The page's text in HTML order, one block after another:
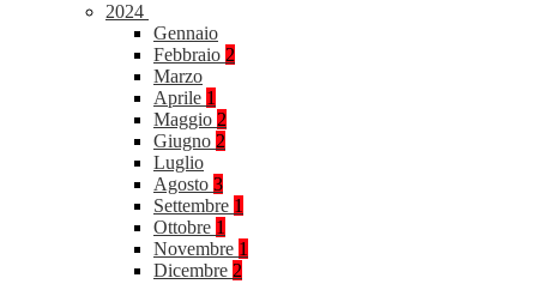
2024
Gennaio
Febbraio 2
Marzo
Aprile 1
Maggio 2
Giugno 2
Luglio
Agosto 3
Settembre 1
Ottobre 1
Novembre 1
Dicembre 2